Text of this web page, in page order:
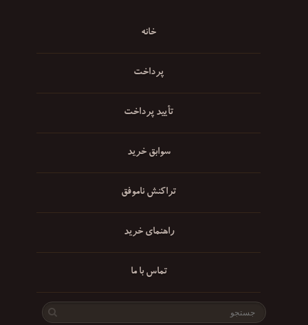
خانه
پرداخت
تأیید پرداخت
سوابق خرید
تراکنش ناموفق
راهنمای خرید
تماس با ما